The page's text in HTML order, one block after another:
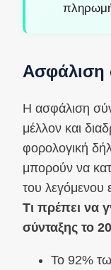
Ασφάλιση
Η ασφάλιση
μέλλον και
φορολογική
μπορούν να
του λεγόμενου
Τι πρέπει να
σύνταξης το
Το 92%